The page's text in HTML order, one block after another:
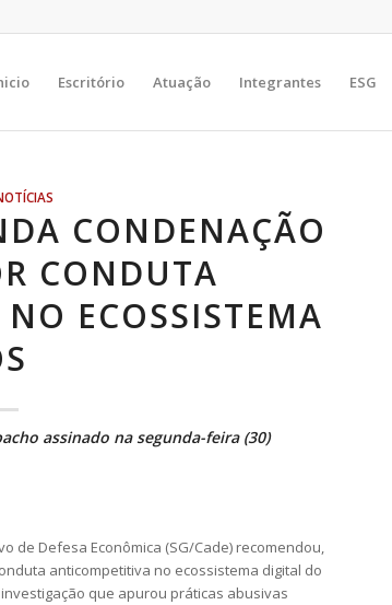
Escritório Atuação Integrantes ESG
CONDENAÇÃO
CONDUTA
ECOSSISTEMA
assinado na segunda-feira (30)
de Defesa Econômica (SG/Cade) recomendou,
anticompetitiva no ecossistema digital do
que apurou práticas abusivas